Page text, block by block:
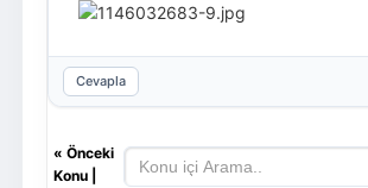
Cevapla
« Önceki
Konu|